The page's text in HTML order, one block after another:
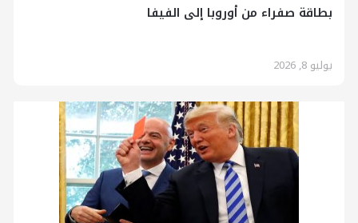
بطاقة صفراء من أوروبا إلى الفيفا
يوليو 8, 2026